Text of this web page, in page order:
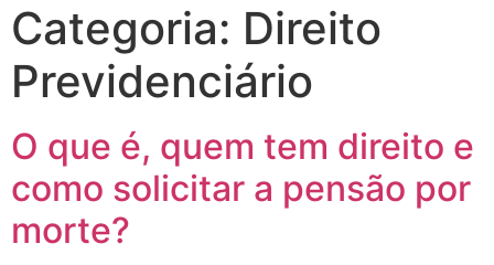
Categoria: Direito
Previdenciário
O que é, quem tem direito e
como solicitar a pensão por
morte?